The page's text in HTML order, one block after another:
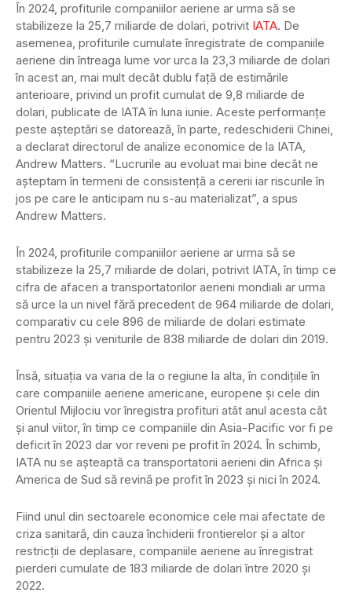
În 2024, profiturile companiilor aeriene ar urma să se
stabilizeze la 25,7 miliarde de dolari, potrivit IATA. De
asemenea, profiturile cumulate înregistrate de companiile
aeriene din întreaga lume vor urca la 23,3 miliarde de dolari
în acest an, mai mult decât dublu faţă de estimările
anterioare, privind un profit cumulat de 9,8 miliarde de
dolari, publicate de IATA în luna iunie. Aceste performanţe
peste aşteptări se datorează, în parte, redeschiderii Chinei,
a declarat directorul de analize economice de la IATA,
Andrew Matters. “Lucrurile au evoluat mai bine decât ne
aşteptam în termeni de consistenţă a cererii iar riscurile în
jos pe care le anticipam nu s-au materializat”, a spus
Andrew Matters.
În 2024, profiturile companiilor aeriene ar urma să se
stabilizeze la 25,7 miliarde de dolari, potrivit IATA, în timp ce
cifra de afaceri a transportatorilor aerieni mondiali ar urma
să urce la un nivel fără precedent de 964 miliarde de dolari,
comparativ cu cele 896 de miliarde de dolari estimate
pentru 2023 şi veniturile de 838 miliarde de dolari din 2019.
Însă, situaţia va varia de la o regiune la alta, în condiţiile în
care companiile aeriene americane, europene şi cele din
Orientul Mijlociu vor înregistra profituri atât anul acesta cât
şi anul viitor, în timp ce companiile din Asia-Pacific vor fi pe
deficit în 2023 dar vor reveni pe profit în 2024. În schimb,
IATA nu se aşteaptă ca transportatorii aerieni din Africa şi
America de Sud să revină pe profit în 2023 şi nici în 2024.
Fiind unul din sectoarele economice cele mai afectate de
criza sanitară, din cauza închiderii frontierelor şi a altor
restricţii de deplasare, companiile aeriene au înregistrat
pierderi cumulate de 183 miliarde de dolari între 2020 şi
2022.